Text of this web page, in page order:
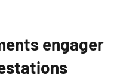
engager